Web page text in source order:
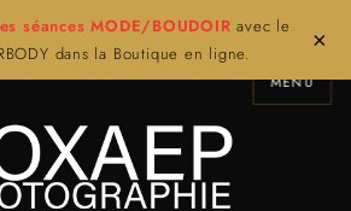
séances MODE/BOUDOIR avec le
dans la Boutique en ligne.
×
MENU